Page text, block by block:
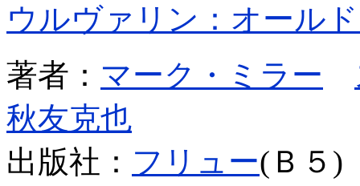
ウルヴァリン：オール
著者： マーク・ミラー
秋友克也
出版社： フリュー(Ｂ５)